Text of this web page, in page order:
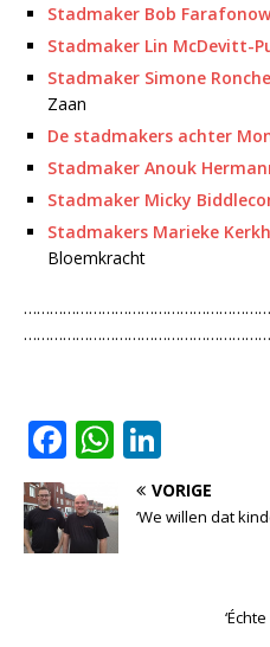
Stadmaker Bob Farafonow
Stadmaker Lin McDevitt-
Stadmaker Simone
Zaan
De stadmakers achter
Stadmaker Anouk
Stadmaker Micky
Stadmakers Marieke
Bloemkracht
F
c
e
W
h
at
s
n
k
VORIGE
‘We willen dat